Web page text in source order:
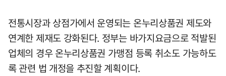
전통시장과 상점가에서 운영되는 온누리상품권 제도와
연계한 제재도 강화된다. 정부는 바가지요금으로 적발된
업체의 경우 온누리상품권 가맹점 등록 취소도 가능하도
록 관련 법 개정을 추진할 계획이다.